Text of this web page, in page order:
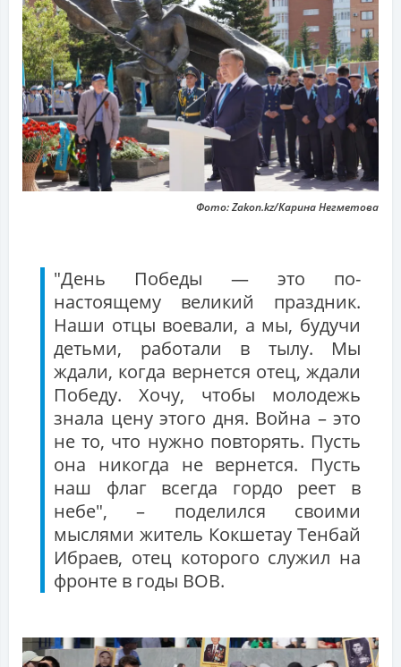
Фото: Zakon.kz/Карина Негметова
"День Победы — это по-
настоящему великий праздник.
Наши отцы воевали, а мы, будучи
детьми, работали в тылу. Мы
ждали, когда вернется отец, ждали
Победу. Хочу, чтобы молодежь
знала цену этого дня. Война – это
не то, что нужно повторять. Пусть
она никогда не вернется. Пусть
наш флаг всегда гордо реет в
небе", – поделился своими
мыслями житель Кокшетау Тенбай
Ибраев, отец которого служил на
фронте в годы ВОВ.